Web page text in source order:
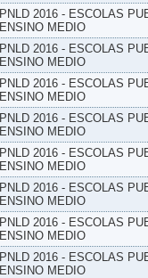
PNLD 2016 - ESCOLAS
ENSINO MEDIO
PNLD 2016 - ESCOLAS
ENSINO MEDIO
PNLD 2016 - ESCOLAS
ENSINO MEDIO
PNLD 2016 - ESCOLAS
ENSINO MEDIO
PNLD 2016 - ESCOLAS
ENSINO MEDIO
PNLD 2016 - ESCOLAS
ENSINO MEDIO
PNLD 2016 - ESCOLAS
ENSINO MEDIO
PNLD 2016 - ESCOLAS
ENSINO MEDIO